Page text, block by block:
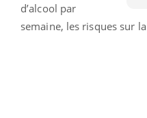
d’alcool par
semaine, les risques sur